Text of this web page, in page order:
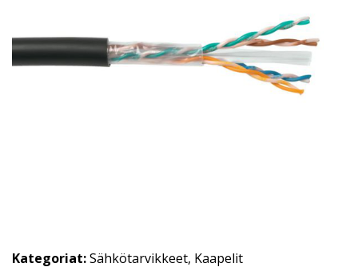
Kategoriat:Sähkötarvikkeet, Kaapelit